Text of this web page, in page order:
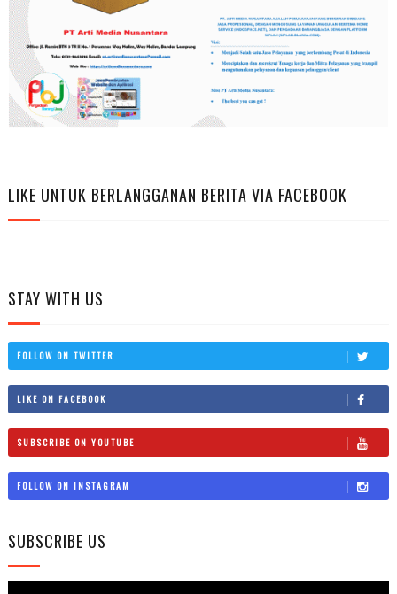
LIKE UNTUK BERLANGGANAN BERITA VIA FACEBOOK
STAY WITH US
FOLLOW ON TWITTER
LIKE ON FACEBOOK
SUBSCRIBE ON YOUTUBE
FOLLOW ON INSTAGRAM
SUBSCRIBE US